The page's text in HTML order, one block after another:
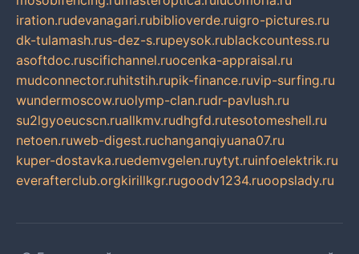
iration.rudevanagari.rubiblioverde.ruigro-pictures.ru
dk-tulamash.rus-dez-s.rupeysok.rublackcountess.ru
asoftdoc.ruscifichannel.ruocenka-appraisal.ru
mudconnector.ruhitstih.rupik-finance.ruvip-surfing.ru
wundermoscow.ruolymp-clan.rudr-pavlush.ru
su2lgyoeucscn.ruallkmv.rudhgfd.rutesotomeshell.ru
netoen.ruweb-digest.ruchanganqiyuana07.ru
kuper-dostavka.ruedemvgelen.ruytyt.ruinfoelektrik.ru
everafterclub.orgkirillkgr.rugoodv1234.ruoopslady.ru